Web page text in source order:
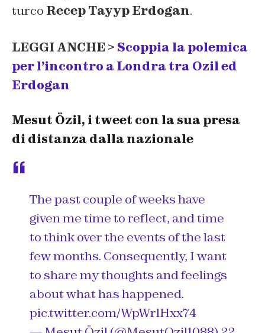
turco Recep Tayyp Erdogan.
LEGGI ANCHE > Scoppia la polemica
per l’incontro a Londra tra Ozil ed
Erdogan
Mesut Özil, i tweet con la sua presa
di distanza dalla nazionale
The past couple of weeks have
given me time to reflect, and time
to think over the events of the last
few months. Consequently, I want
to share my thoughts and feelings
about what has happened.
pic.twitter.com/WpWrlHxx74